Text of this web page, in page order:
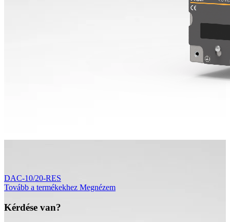
DAC-10/20-RES
Tovább a termékekhez Megnézem
Kérdése van?